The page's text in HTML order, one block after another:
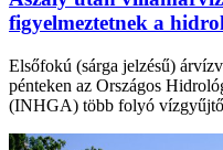
figyelmeztetnek a
Elsőfokú (sárga jelzésű)
pénteken az Országos
(INHGA) több folyó vízgyűjtő